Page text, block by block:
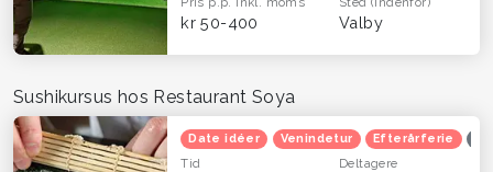
kr 50-400 Valby
Sushikursus hos Restaurant Soya
Date idéer Venindetur Efterårferie
Tid Deltagere